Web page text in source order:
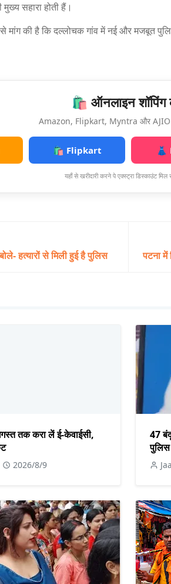
सहारा होती हैं।
मांग की है कि दल्लोचक गांव में नई और मजबूत
🛍️ ऑनलाइन शॉपिंग
Amazon, Flipkart, Myntra और AJIO
🛍️ Flipkart 👗
यहाँ से खरीदारी करने पे एक्स्ट्रा डिस्काउंट मिल
हत्यारों से मिली हुई है पुलिस पटना में
तक करा लें ई-केवाईसी,
2026/8/9
47
पुलिस